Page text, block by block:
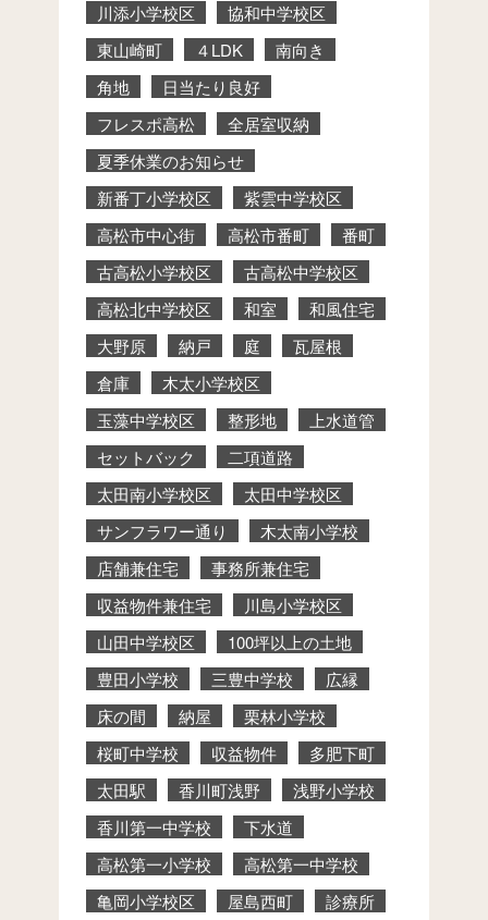
川添小学校区
協和中学校区
東山崎町
４LDK
南向き
角地
日当たり良好
フレスポ高松
全居室収納
夏季休業のお知らせ
新番丁小学校区
紫雲中学校区
高松市中心街
高松市番町
番町
古高松小学校区
古高松中学校区
高松北中学校区
和室
和風住宅
大野原
納戸 庭
瓦屋根
倉庫
木太小学校区
玉藻中学校区
整形地
上水道管
セットバック
二項道路
太田南小学校区
太田中学校区
サンフラワー通り
木太南小学校
店舗兼住宅
事務所兼住宅
収益物件兼住宅
川島小学校区
山田中学校区
100坪以上の土地
豊田小学校
三豊中学校
広縁
床の間
納屋
栗林小学校
桜町中学校
収益物件
多肥下町
太田駅
香川町浅野
浅野小学校
香川第一中学校
下水道
高松第一小学校
高松第一中学校
亀岡小学校区
屋島西町
診療所